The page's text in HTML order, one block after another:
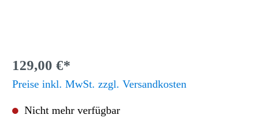
129,00 €*
Preise inkl. MwSt. zzgl. Versandkosten
Nicht mehr verfügbar